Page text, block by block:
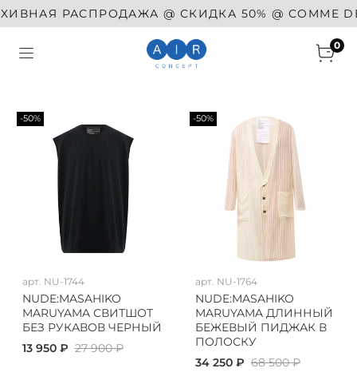
РАСПРОДАЖА @ СКИДКА 50% @ COMME DES
0
-50%
арт. NU-1744
NUDE:MASAHIKO
MARUYAMA СВИТШОТ
БЕЗ РУКАВОВ ЧЕРНЫЙ
13 950 ₽ 27 900 ₽
-50%
арт. NU-1764
NUDE:MASAHIKO
MARUYAMA ДЛИННЫЙ
БЕЖЕВЫЙ ПИДЖАК В
ПОЛОСКУ
34 250 ₽ 68 500 ₽